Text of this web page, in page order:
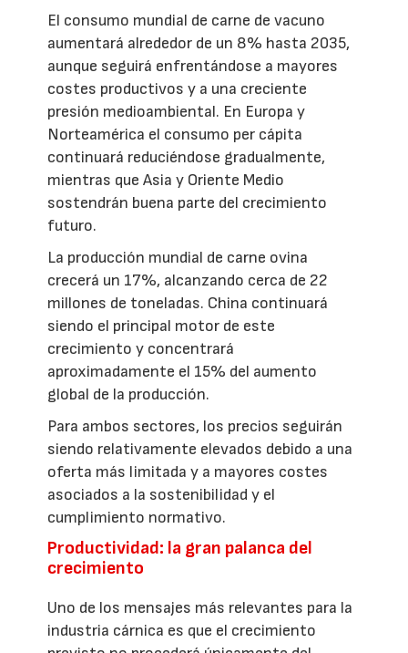
El consumo mundial de carne de vacuno
aumentará alrededor de un 8% hasta 2035,
aunque seguirá enfrentándose a mayores
costes productivos y a una creciente
presión medioambiental. En Europa y
Norteamérica el consumo per cápita
continuará reduciéndose gradualmente,
mientras que Asia y Oriente Medio
sostendrán buena parte del crecimiento
futuro.
La producción mundial de carne ovina
crecerá un 17%, alcanzando cerca de 22
millones de toneladas. China continuará
siendo el principal motor de este
crecimiento y concentrará
aproximadamente el 15% del aumento
global de la producción.
Para ambos sectores, los precios seguirán
siendo relativamente elevados debido a una
oferta más limitada y a mayores costes
asociados a la sostenibilidad y el
cumplimiento normativo.
Productividad: la gran palanca del
crecimiento
Uno de los mensajes más relevantes para la
industria cárnica es que el crecimiento